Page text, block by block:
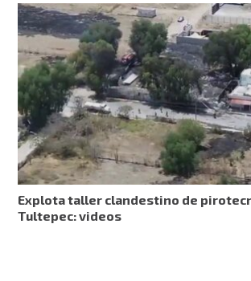
Explota taller clandestino de
Tultepec: videos